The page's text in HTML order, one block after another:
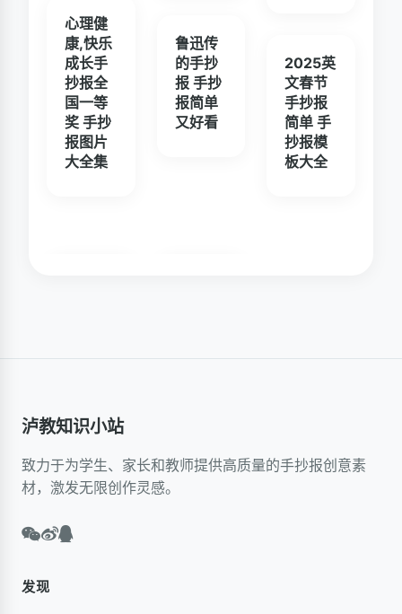
心理健
康,快乐
成长手
抄报全
国一等
奖 手抄
报图片
大全集
鲁迅传
的手抄
报 手抄
报简单
又好看
2025英
文春节
手抄报
简单 手
抄报模
板大全
泸教知识小站
致力于为学生、家长和教师提供高质量的手抄报创意素
材，激发无限创作灵感。
发现